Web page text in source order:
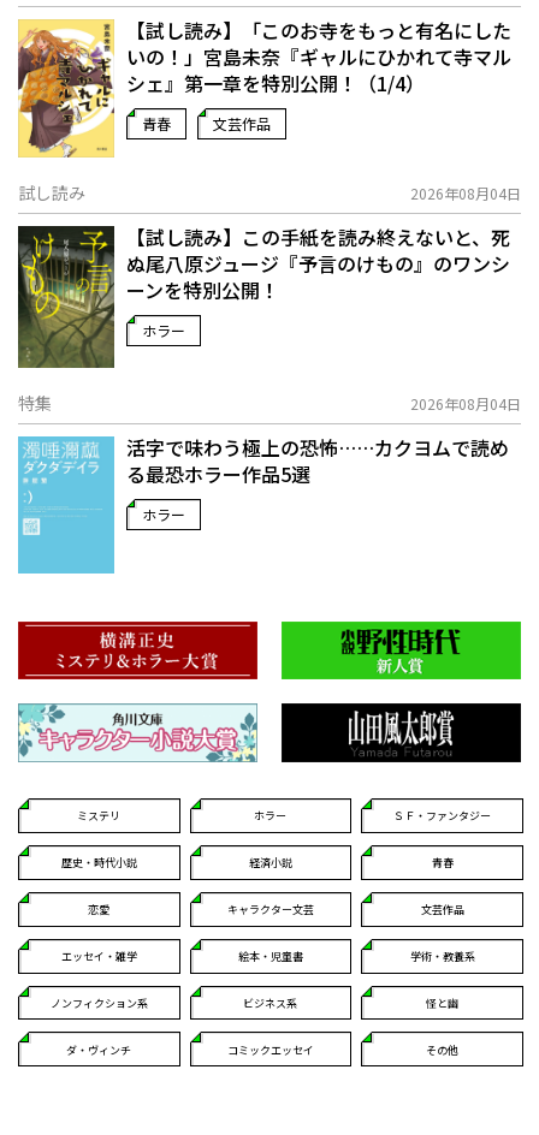
【試し読み】「このお寺をもっと有名にした
いの！」宮島未奈『ギャルにひかれて寺マル
シェ』第一章を特別公開！（1/4）
青春 文芸作品
試し読み 2026年08月04日
【試し読み】この手紙を読み終えないと、死
ぬ――尾八原ジュージ『予言のけもの』のワンシ
ーンを特別公開！
ホラー
特集 2026年08月04日
活字で味わう極上の恐怖……カクヨムで読め
る最恐ホラー作品5選
ホラー
ミステリ ホラー ＳＦ・ファンタジー
歴史・時代小説 経済小説 青春
恋愛 キャラクター文芸 文芸作品
エッセイ・雑学 絵本・児童書 学術・教養系
ノンフィクション系 ビジネス系 怪と幽
ダ・ヴィンチ コミックエッセイ その他